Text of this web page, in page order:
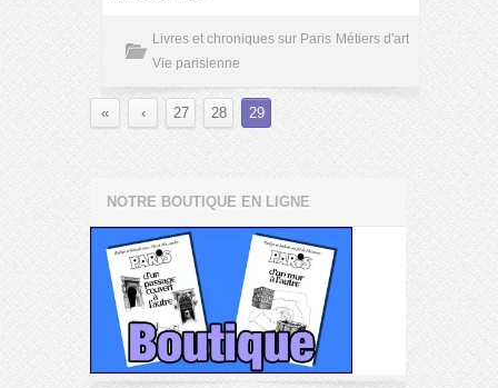
Livres et chroniques sur Paris Métiers d'art
Vie parisienne
« ‹ 27 28 29
NOTRE BOUTIQUE EN LIGNE